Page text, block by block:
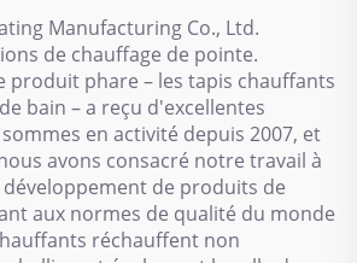
Manufacturing Co., Ltd.
de chauffage de pointe.
produit phare – les tapis chauffants
bain – a reçu d'excellentes
en activité depuis 2007, et
avons consacré notre travail à
de produits de
aux normes de qualité du monde
réchauffent non